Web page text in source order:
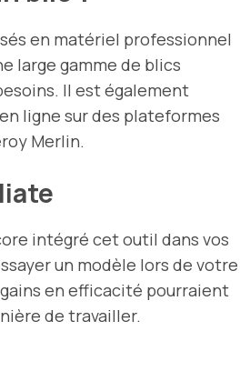
en matériel professionnel
large gamme de blics
Il est également
ligne sur des plateformes
Merlin.
intégré cet outil dans vos
un modèle lors de votre
en efficacité pourraient
de travailler.